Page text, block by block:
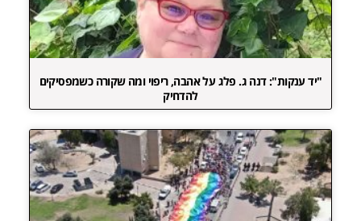
"יד ענקות": דנה ג. פלג על אהבה, ריפוי ומה שקורה כשמפסיקים
להדחיק